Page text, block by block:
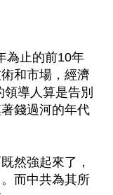
為止的前10年
和市場，經濟
導人算是告別
錢過河的年代
然強起來了，
而中共為其所